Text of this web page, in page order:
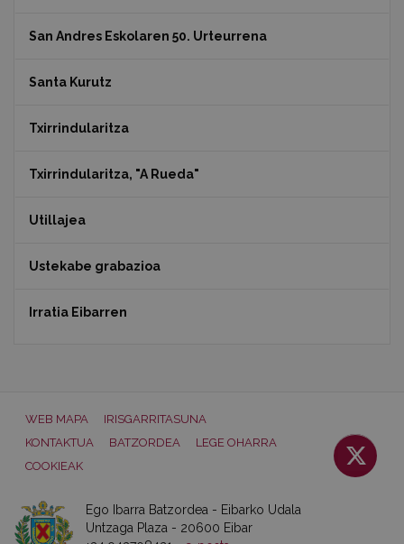
San Andres Eskolaren 50. Urteurrena
Santa Kurutz
Txirrindularitza
Txirrindularitza, "A Rueda"
Utillajea
Ustekabe grabazioa
Irratia Eibarren
WEB MAPA
IRISGARRITASUNA
KONTAKTUA
BATZORDEA
LEGE OHARRA
COOKIEAK
Ego Ibarra Batzordea - Eibarko Udala
Untzaga Plaza - 20600 Eibar